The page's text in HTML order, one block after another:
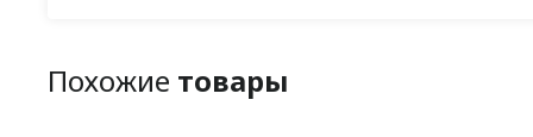
Похожие товары